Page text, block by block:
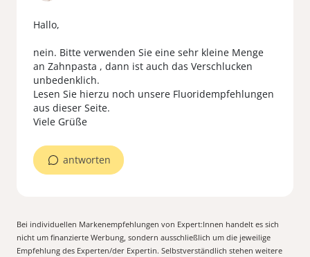
Hallo,
nein. Bitte verwenden Sie eine sehr kleine Menge
an Zahnpasta , dann ist auch das Verschlucken
unbedenklich.
Lesen Sie hierzu noch unsere Fluoridempfehlungen
aus dieser Seite.
Viele Grüße
antworten
Bei individuellen Markenempfehlungen von Expert:Innen handelt es sich
nicht um finanzierte Werbung, sondern ausschließlich um die jeweilige
Empfehlung des Experten/der Expertin. Selbstverständlich stehen weitere